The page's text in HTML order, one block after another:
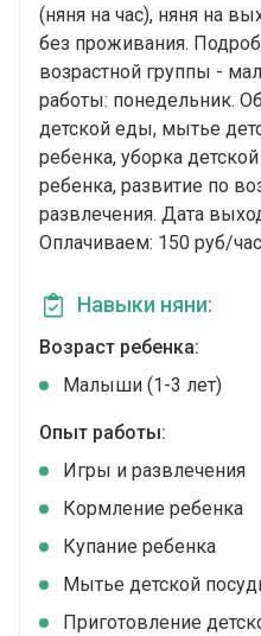
(няня на час), няня на
без проживания.
возрастной группы -
работы: понедельник.
детской еды, мытье
ребенка, уборка
ребенка, развитие по
развлечения. Дата
Оплачиваем: 150 руб/
Навыки няни:
Возраст ребенка:
Малыши (1-3 лет)
Опыт работы:
Игры и развлечения
Кормление ребенка
Купание ребенка
Мытье детской
Приготовление